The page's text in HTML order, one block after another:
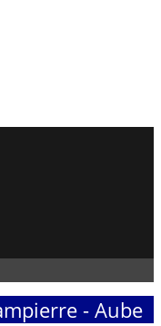
- Aube